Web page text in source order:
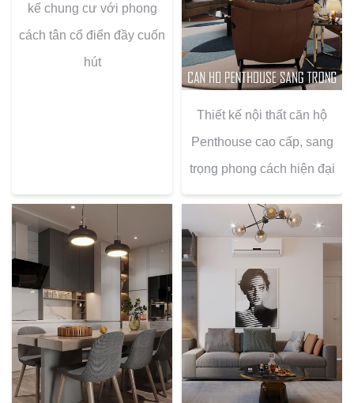
kế chung cư với phong
cách tân cổ điển đầy cuốn
hút
Thiết kế nội thất căn hộ
Penthouse cao cấp, sang
trọng phong cách hiện đại